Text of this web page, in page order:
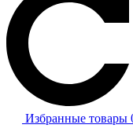
Избранные товары